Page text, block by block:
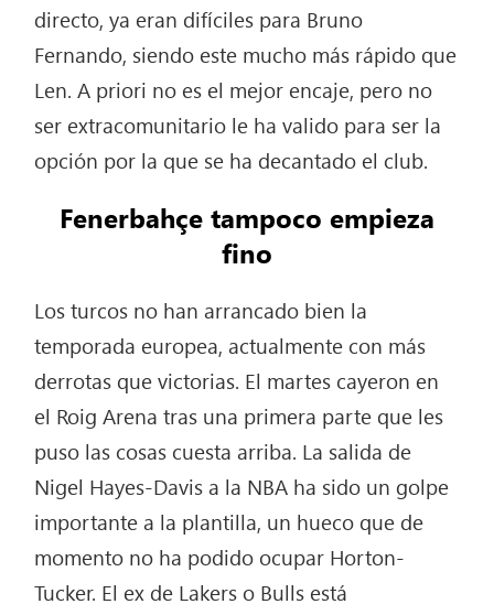
directo, ya eran difíciles para Bruno
Fernando, siendo este mucho más rápido que
Len. A priori no es el mejor encaje, pero no
ser extracomunitario le ha valido para ser la
opción por la que se ha decantado el club.
Fenerbahçe tampoco empieza
fino
Los turcos no han arrancado bien la
temporada europea, actualmente con más
derrotas que victorias. El martes cayeron en
el Roig Arena tras una primera parte que les
puso las cosas cuesta arriba. La salida de
Nigel Hayes-Davis a la NBA ha sido un golpe
importante a la plantilla, un hueco que de
momento no ha podido ocupar Horton-
Tucker. El ex de Lakers o Bulls está